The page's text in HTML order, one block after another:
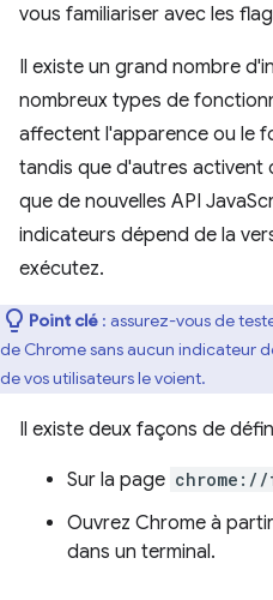
vous familiariser avec les
Il existe un grand nombre
nombreux types de
affectent l'apparence ou le
tandis que d'autres activent
que de nouvelles API
indicateurs dépend de la
exécutez.
Point clé : assurez-vous de
de Chrome sans aucun indicateur
de vos utilisateurs le voient.
Il existe deux façons de
Sur la page
Ouvrez Chrome à
dans un terminal.